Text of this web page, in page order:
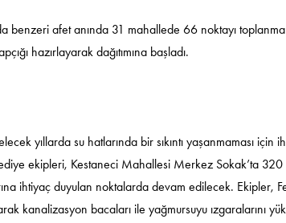
afet anında 31 mahallede 66 noktayı toplanma
hazırlayarak dağıtımına başladı.
yıllarda su hatlarında bir sıkıntı yaşanmaması için
ekipleri, Kestaneci Mahallesi Merkez Sokak’ta 320
ihtiyaç duyulan noktalarda devam edilecek. Ekipler,
kanalizasyon bacaları ile yağmursuyu ızgaralarını